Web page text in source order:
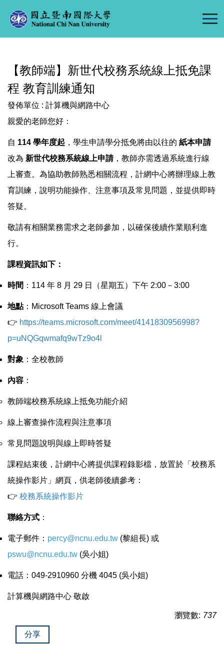
到
【教師端】新世代校務系統線上抵免課
程 教育訓練通知
發佈單位 : 計算機與網路中心
親愛的老師您好：
自 114 學年度起 ，學生申請學分抵免將由以往的 紙本申請
改為 新世代校務系統線上申請，教師亦需透過系統進行線
上審查。為協助教師熟悉相關流程，計網中心將辦理線上教
育訓練，說明功能操作、注意事項及常見問題，並提供即時
答疑。
敬請有相關業務需求之老師參加，以確保後續作業順利進
行。
課程資訊如下：
時間 ：114 年 8 月 29 日（星期五）下午 2:00－3:00
地點：Microsoft Teams 線上會議
👉 https://teams.microsoft.com/meet/4141830956998?
p=uNQGqwmafq9wTz9o4l
對象 ：全校教師
內容 ：
教師端校務系統線上抵免功能介紹
線上審查操作流程與注意事項
常見問題說明與線上即時答疑
課程結束後，計網中心將提供課程錄影檔，放置於「校務系
統操作影片」網頁，供老師後續參考：
👉 校務系統操作影片
聯絡方式 ：
電子郵件： percy@ncnu.edu.tw (黎組長) 或
pswu@ncnu.edu.tw (吳小姐)
電話：049-2910960 分機 4045 (吳小姐)
計算機與網路中心 敬啟
瀏覽數: 737
分享